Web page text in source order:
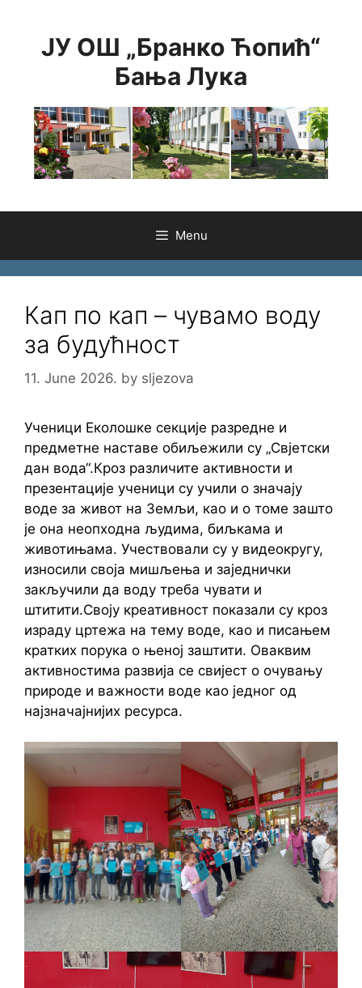
contentЈУ ОШ „Бранко Ћопић“
Бања Лука
Menu
Кап по кап – чувамо воду
за будућност
11. June 2026. by sljezova
Ученици Еколошке секције разредне и
предметне наставе обиљежили су „Свјетски
дан вода“.Кроз различите активности и
презентације ученици су учили о значају
воде за живот на Земљи, као и о томе зашто
је она неопходна људима, биљкама и
животињама. Учествовали су у видеокругу,
износили своја мишљења и заједнички
закључили да воду треба чувати и
штитити.Своју креативност показали су кроз
израду цртежа на тему воде, као и писањем
кратких порука о њеној заштити. Оваквим
активностима развија се свијест о очувању
природе и важности воде као једног од
најзначајнијих ресурса.